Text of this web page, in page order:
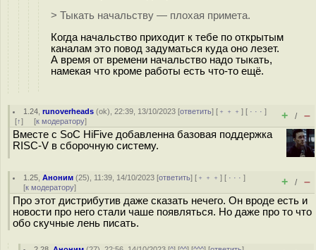
> Тыкать начальству — плохая примета.
Когда начальство приходит к тебе по открытым
каналам это повод задуматься куда оно лезет.
А время от времени начальство надо тыкать,
намекая что кроме работы есть что-то ещё.
1.24 ,runoverheads (ok), 22:39, 13/10/2023 [ответить] [ ﹢﹢﹢] [ · · ·]
[↑] [к модератору] + / –
Вместе с SoC HiFive добавленна базовая поддержка
RISC-V в сборочную систему.
1.25 ,Аноним (25), 11:39, 14/10/2023 [ответить] [ ﹢﹢﹢] [ · · ·]
[к модератору] + / –
Про этот дистрибутив даже сказать нечего. Он вроде есть и
новости про него стали чаше появляться. Но даже про то что
обо скучные лень писать.